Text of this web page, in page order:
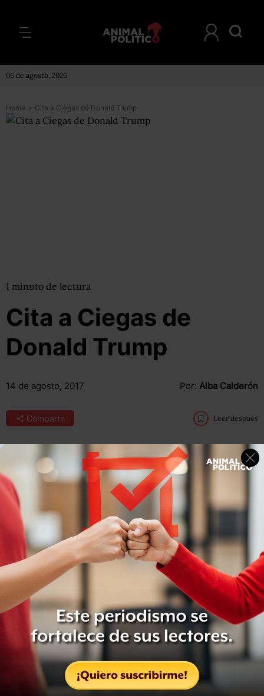
06 de agosto, 2026
Home > Cita a Ciegas de Donald Trump
1 minuto de lectura
Cita a Ciegas de
Donald Trump
14 de agosto, 2017 Por: Alba Calderón
Compartir Leer después
El racismo es maldad, y aquellos que provocan violencia
en su nombre son criminales y maleantes, incluyendo el
KKK, neonazis, supremacistas blancos y grupos de odio
que son una repugnancia a todo aquello que atesoramos
como estadunidenses”, declaró el presidente de Estados
Unidos.
Compartir Leer después
OCULTAR COMENTARIOS